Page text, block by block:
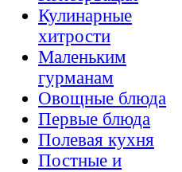
Кулинарные
хитрости
Маленьким
гурманам
Овощные блюда
Первые блюда
Полевая кухня
Постные и